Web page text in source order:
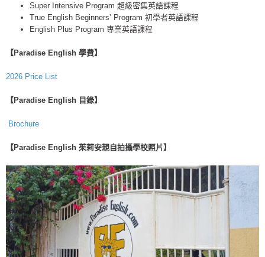
Super Intensive Program 超級密集英語課程
True English Beginners’ Program 初學者英語課程
English Plus Program 專業英語課程
【Paradise English 學費】
2026 Price List
【Paradise English 目錄】
Brochure
【Paradise English 茱莉安親自拍攝學校照片】